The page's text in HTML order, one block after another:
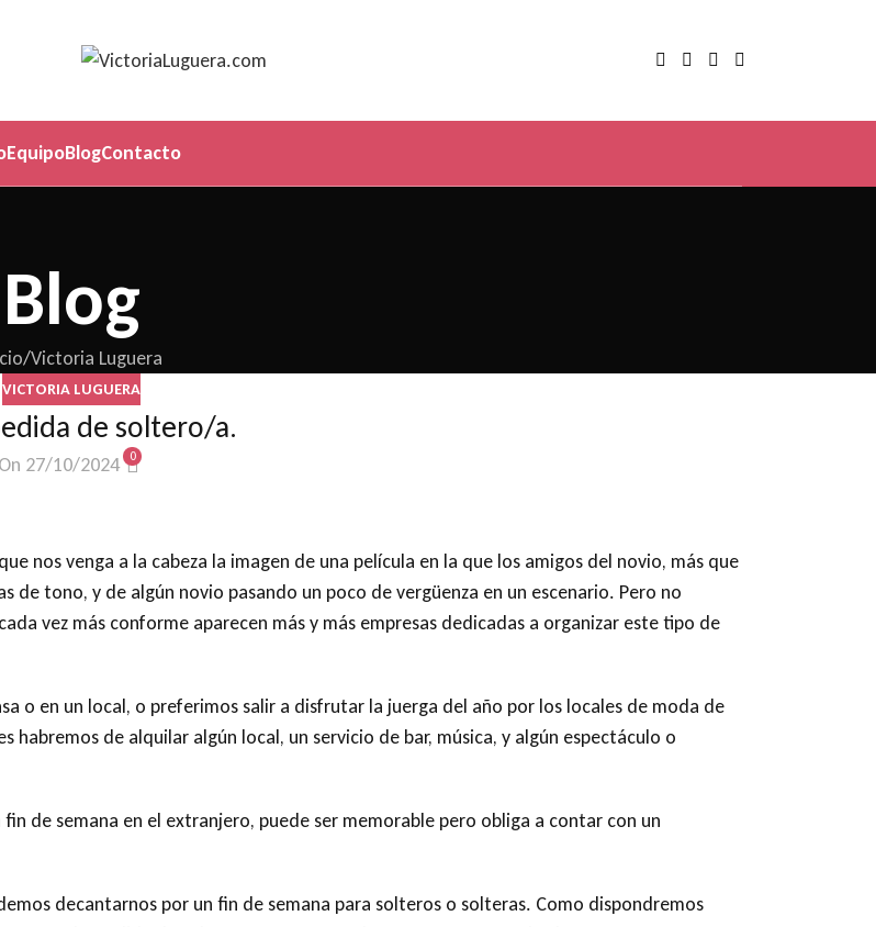
EquipoBlogContacto
Blog
Victoria Luguera
VICTORIA LUGUERA
de soltero/a.
On 27/10/2024 0
nos venga a la cabeza la imagen de una película en la que los amigos del novio, más que
tono, y de algún novio pasando un poco de vergüenza en un escenario. Pero no
vez más conforme aparecen más y más empresas dedicadas a organizar este tipo de
o en un local, o preferimos salir a disfrutar la juerga del año por los locales de moda de
habremos de alquilar algún local, un servicio de bar, música, y algún espectáculo o
de semana en el extranjero, puede ser memorable pero obliga a contar con un
decantarnos por un fin de semana para solteros o solteras. Como dispondremos